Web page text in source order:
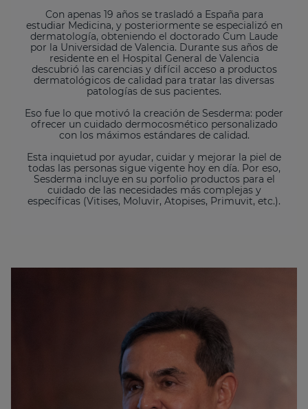
Con apenas 19 años se trasladó a España para
estudiar Medicina, y posteriormente se especializó en
dermatología, obteniendo el doctorado Cum Laude
por la Universidad de Valencia. Durante sus años de
residente en el Hospital General de Valencia
descubrió las carencias y difícil acceso a productos
dermatológicos de calidad para tratar las diversas
patologías de sus pacientes.
Eso fue lo que motivó la creación de Sesderma: poder
ofrecer un cuidado dermocosmético personalizado
con los máximos estándares de calidad.
Esta inquietud por ayudar, cuidar y mejorar la piel de
todas las personas sigue vigente hoy en día. Por eso,
Sesderma incluye en su porfolio productos para el
cuidado de las necesidades más complejas y
específicas (Vitises, Moluvir, Atopises, Primuvit, etc.).